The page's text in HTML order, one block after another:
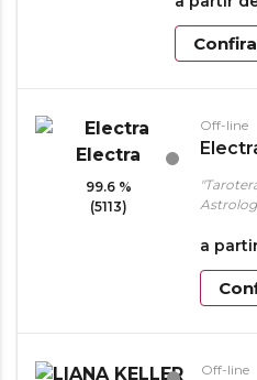
Confira
99.6 %
(5113)
Off-line
a
Off-line